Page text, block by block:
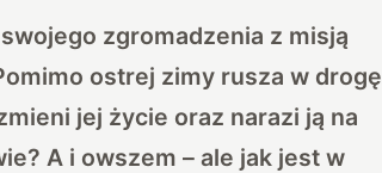
zgromadzenia z misją
ostrej zimy rusza w drogę
jej życie oraz narazi ją na
A i owszem – ale jak jest w